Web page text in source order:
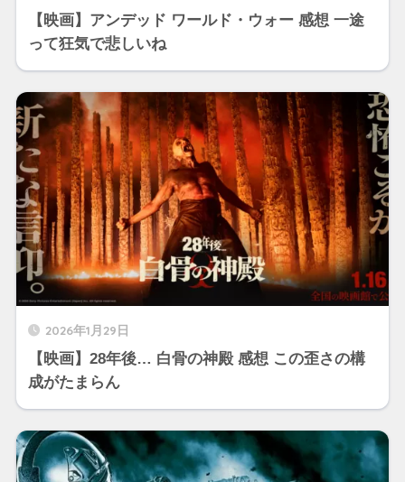
【映画】アンデッド ワールド・ウォー 感想 一途
って狂気で悲しいね
2026年1月29日
【映画】28年後… 白骨の神殿 感想 この歪さの構
成がたまらん